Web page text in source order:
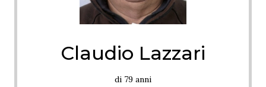
Claudio Lazzari
di 79 anni